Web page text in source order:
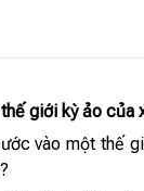
giới kỳ ảo của
vào một thế